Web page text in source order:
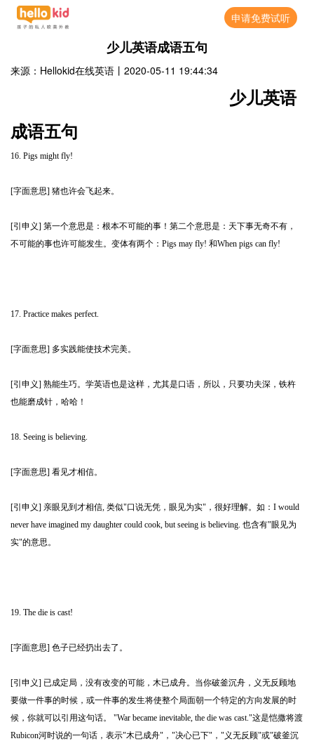
申请免费试听
少儿英语成语五句
来源：Hellokid在线英语 丨 2020-05-11 19:44:34
少儿英语
成语五句
16. Pigs might fly!
[字面意思] 猪也许会飞起来。
[引申义] 第一个意思是：根本不可能的事！第二个意思是：天下事无奇不有，
不可能的事也许可能发生。变体有两个：Pigs may fly! 和When pigs can fly!
17. Practice makes perfect.
[字面意思] 多实践能使技术完美。
[引申义] 熟能生巧。学英语也是这样，尤其是口语，所以，只要功夫深，铁杵
也能磨成针，哈哈！
18. Seeing is believing.
[字面意思] 看见才相信。
[引申义] 亲眼见到才相信, 类似"口说无凭，眼见为实"，很好理解。如：I would
never have imagined my daughter could cook, but seeing is believing. 也含有"眼见为
实"的意思。
19. The die is cast!
[字面意思] 色子已经扔出去了。
[引申义] 已成定局，没有改变的可能，木已成舟。当你破釜沉舟，义无反顾地
要做一件事的时候，或一件事的发生将使整个局面朝一个特定的方向发展的时
候，你就可以引用这句话。 "War became inevitable, the die was cast."这是恺撒将渡
Rubicon河时说的一句话，表示"木已成舟"，"决心已下"，"义无反顾"或"破釜沉